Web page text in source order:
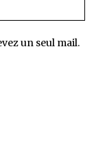
un seul mail.